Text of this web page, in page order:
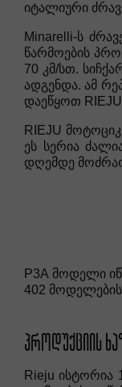
იტალიური
Minarelli-ს
წარმოების
70 კმ/სთ.
ადგენდა. ამ
დაეწყოთ RIEJU
RIEJU
ეს სერია
დღემდე
P3A მოდელი
402
ᲞᲠᲝᲓᲣᲥᲪᲘᲘᲡ
Rieju ისტორია